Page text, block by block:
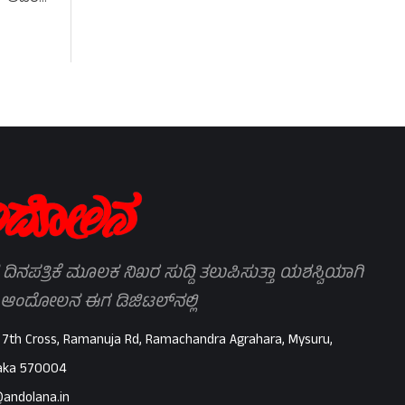
ದಿನಪತ್ರಿಕೆ ಮೂಲಕ ನಿಖರ ಸುದ್ದಿ ತಲುಪಿಸುತ್ತಾ ಯಶಸ್ವಿಯಾಗಿ
ಆಂದೋಲನ ಈಗ ಡಿಜಿಟಲ್‌ನಲ್ಲಿ
Cross, Ramanuja Rd, Ramachandra Agrahara, Mysuru,
570004